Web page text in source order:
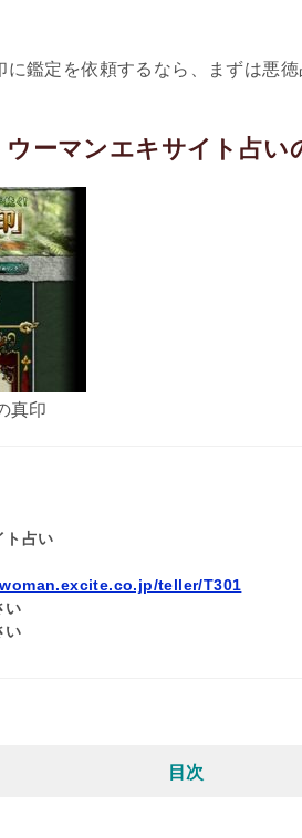
鑑定を依頼するなら、まずは悪
ウーマンエキサイト占い
真印
ト占い
teller/T301
い
い
目次